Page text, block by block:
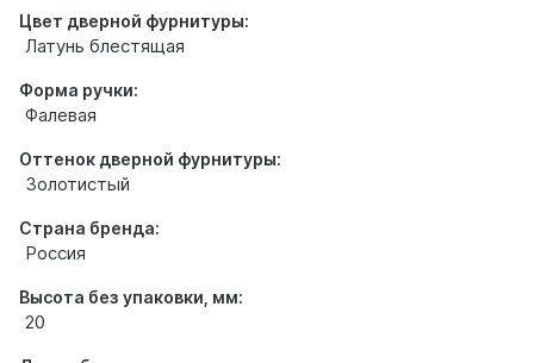
Цвет дверной фурнитуры:
Латунь блестящая
Форма ручки:
Фалевая
Оттенок дверной фурнитуры:
Золотистый
Страна бренда:
Россия
Высота без упаковки, мм:
20